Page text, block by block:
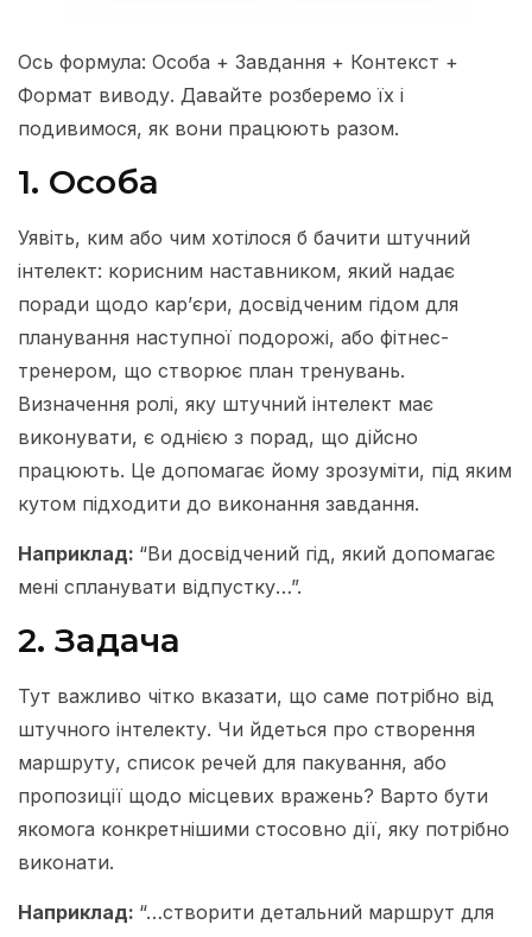
Ось формула: Особа + Завдання + Контекст +
Формат виводу. Давайте розберемо їх і
подивимося, як вони працюють разом.
1. Особа
Уявіть, ким або чим хотілося б бачити штучний
інтелект: корисним наставником, який надає
поради щодо кар’єри, досвідченим гідом для
планування наступної подорожі, або фітнес-
тренером, що створює план тренувань.
Визначення ролі, яку штучний інтелект має
виконувати, є однією з порад, що дійсно
працюють. Це допомагає йому зрозуміти, під яким
кутом підходити до виконання завдання.
Наприклад: “Ви досвідчений гід, який допомагає
мені спланувати відпустку…”.
2. Задача
Тут важливо чітко вказати, що саме потрібно від
штучного інтелекту. Чи йдеться про створення
маршруту, список речей для пакування, або
пропозиції щодо місцевих вражень? Варто бути
якомога конкретнішими стосовно дії, яку потрібно
виконати.
Наприклад: “…створити детальний маршрут для